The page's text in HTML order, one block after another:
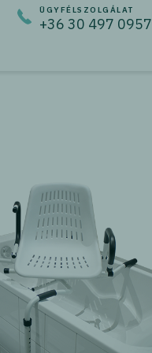
ÜGYFÉLSZOLGÁLAT
+36 30 497 0957